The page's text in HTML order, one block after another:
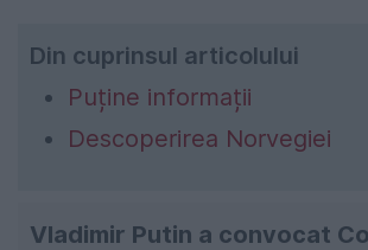
Din cuprinsul articolului
Puține informații
Descoperirea Norvegiei
Vladimir Putin a convocat